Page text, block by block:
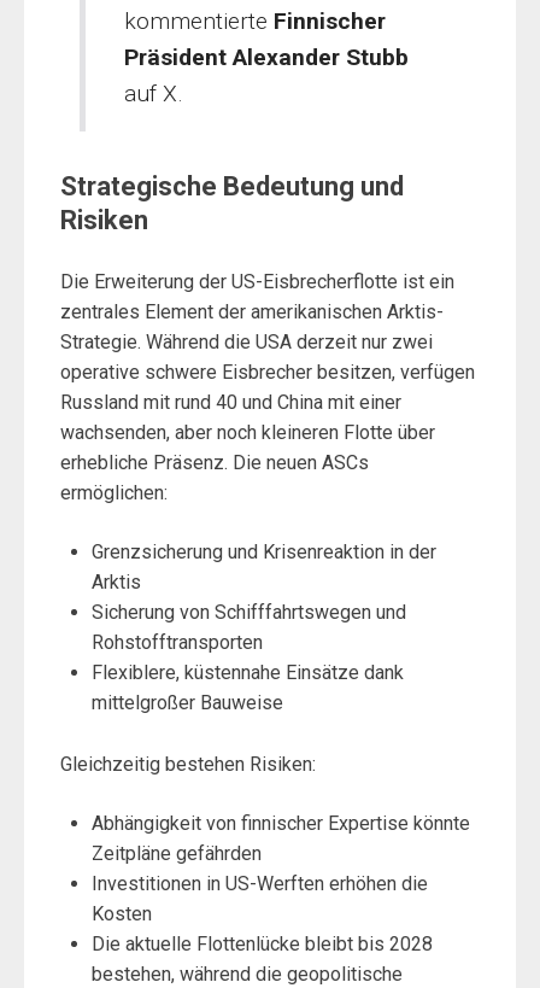
kommentierte Finnischer
Präsident Alexander Stubb
auf X.
Strategische Bedeutung und
Risiken
Die Erweiterung der US-Eisbrecherflotte ist ein
zentrales Element der amerikanischen Arktis-
Strategie. Während die USA derzeit nur zwei
operative schwere Eisbrecher besitzen, verfügen
Russland mit rund 40 und China mit einer
wachsenden, aber noch kleineren Flotte über
erhebliche Präsenz. Die neuen ASCs
ermöglichen:
Grenzsicherung und Krisenreaktion in der
Arktis
Sicherung von Schifffahrtswegen und
Rohstofftransporten
Flexiblere, küstennahe Einsätze dank
mittelgroßer Bauweise
Gleichzeitig bestehen Risiken:
Abhängigkeit von finnischer Expertise könnte
Zeitpläne gefährden
Investitionen in US-Werften erhöhen die
Kosten
Die aktuelle Flottenlücke bleibt bis 2028
bestehen, während die geopolitische